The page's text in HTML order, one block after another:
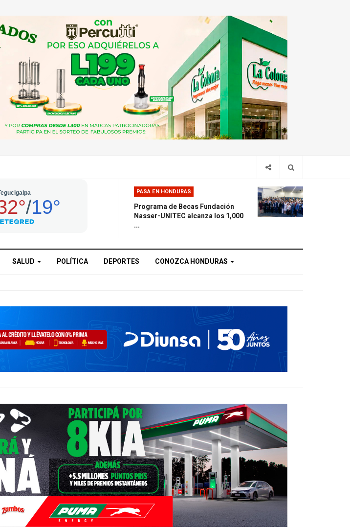
PASA EN HONDURAS
Programa de Becas Fundación
Nasser-UNITEC alcanza los 1,000
...
SALUD POLÍTICA DEPORTES CONOZCA HONDURAS